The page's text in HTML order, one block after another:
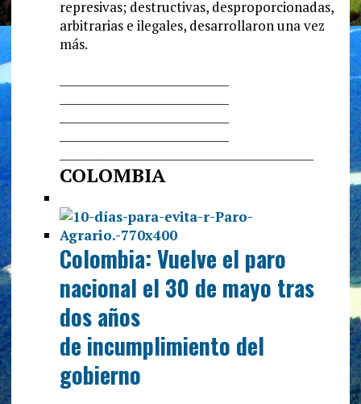
represivas; destructivas, desproporcionadas,
arbitrarias e ilegales, desarrollaron una vez
más.
COLOMBIA
Colombia: Vuelve el paro
nacional el 30 de mayo tras
dos años
de incumplimiento del
gobierno